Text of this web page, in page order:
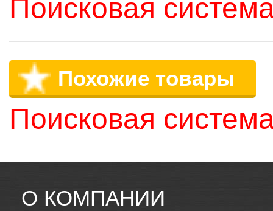
Поисковая
Похожие товары
Поисковая
О КОМПАНИИ